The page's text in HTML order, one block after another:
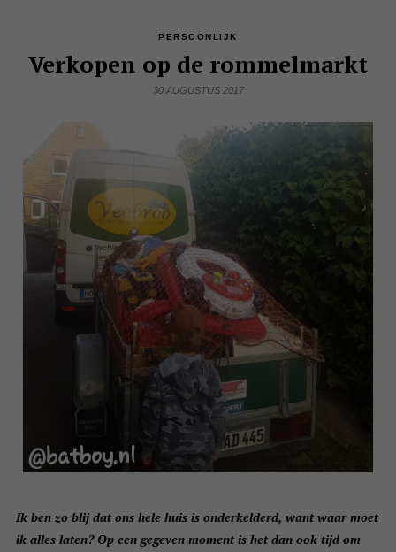
PERSOONLIJK
Verkopen op de rommelmarkt
30 AUGUSTUS 2017
Ik ben zo blij dat ons hele huis is onderkelderd, want waar moet
ik alles laten? Op een gegeven moment is het dan ook tijd om